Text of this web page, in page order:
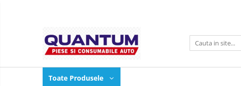
Aditivi ulei si carburant
Burduf planetara BERNER
Toate Produsele